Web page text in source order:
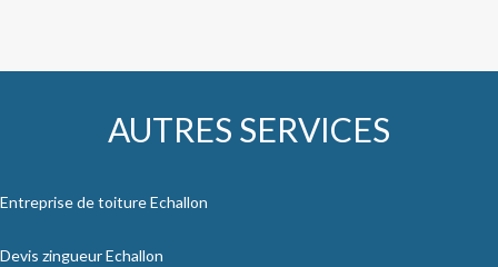
AUTRES SERVICES
Entreprise de toiture Echallon
Devis zingueur Echallon